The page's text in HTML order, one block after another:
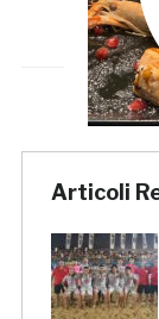
Articoli